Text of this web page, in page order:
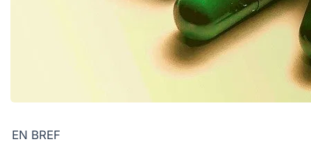
EN BREF